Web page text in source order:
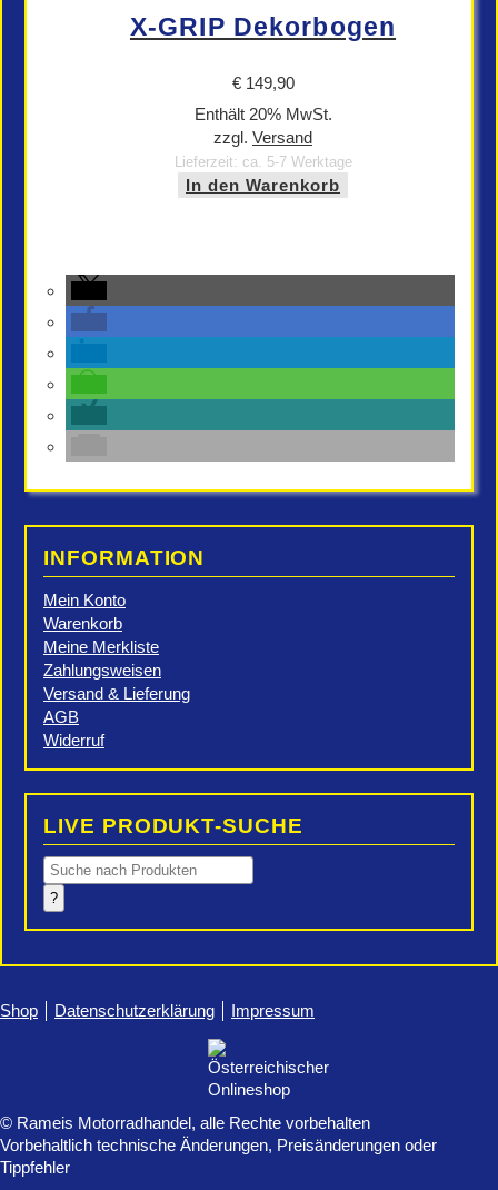
X-GRIP Dekorbogen
€149,90
Enthält 20% MwSt.
zzgl. Versand
Lieferzeit: ca. 5-7 Werktage
In den Warenkorb
INFORMATION
Mein Konto
Warenkorb
Meine Merkliste
Zahlungsweisen
Versand & Lieferung
AGB
Widerruf
LIVE PRODUKT-SUCHE
Products
search
?
Shop Datenschutzerklärung Impressum
© Rameis Motorradhandel, alle Rechte vorbehalten
Vorbehaltlich technische Änderungen, Preisänderungen oder
Tippfehler